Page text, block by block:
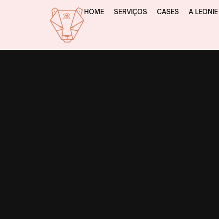
HOME SERVIÇOS CASES A LEONIE